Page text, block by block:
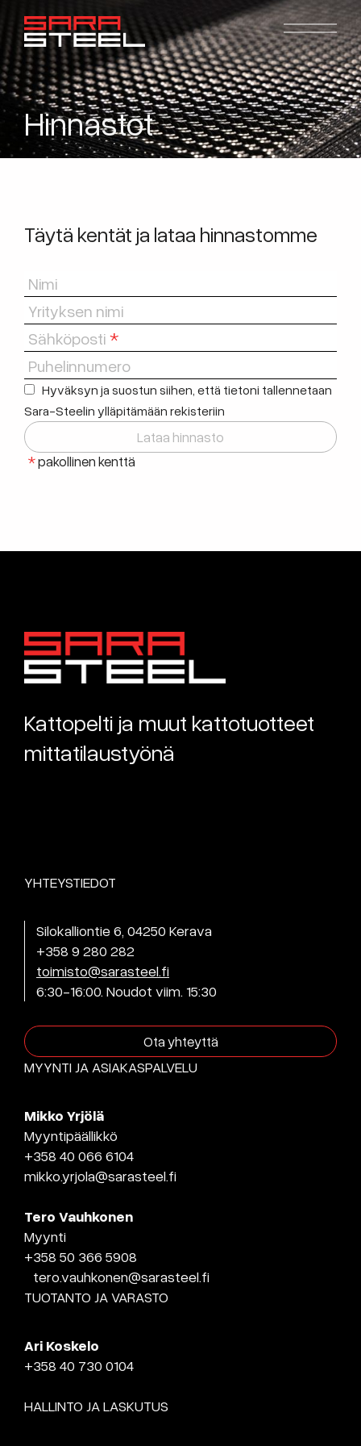
Hinnastot
Täytä kentät ja lataa hinnastomme
Nimi
Yrityksen nimi
Sähköposti *
Puhelinnumero
Hyväksyn ja suostun siihen, että tietoni tallennetaan
Sara-Steelin ylläpitämään rekisteriin
*pakollinen kenttä
Kattopelti ja muut kattotuotteet
mittatilaustyönä
YHTEYSTIEDOT
Silokalliontie 6, 04250 Kerava
+358 9 280 282
toimisto@sarasteel.fi
6:30-16:00. Noudot viim. 15:30
Ota yhteyttä
MYYNTI JA ASIAKASPALVELU
Mikko Yrjölä
Myyntipäällikkö
+358 40 066 6104
mikko.yrjola@sarasteel.fi
Tero Vauhkonen
Myynti
+358 50 366 5908
tero.vauhkonen@sarasteel.fi
TUOTANTO JA VARASTO
Ari Koskelo
+358 40 730 0104
HALLINTO JA LASKUTUS